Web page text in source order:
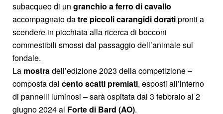
subacqueo di un granchio a ferro di cavallo
accompagnato datre piccolicarangidi doratipronti a
scendere in picchiata alla ricerca di bocconi
commestibili smossi dal passaggio dell’animale sul
fondale.
La mostradell’edizione 2023 della competizione –
composta dai cento scatti premiati, esposti all’interno
di pannelli luminosi – sarà ospitata dal 3 febbraio al 2
giugno 2024 al Forte di Bard (AO).